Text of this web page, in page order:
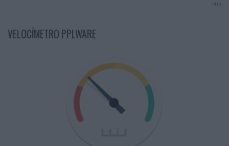
PUB
VELOCÍMETRO PPLWARE